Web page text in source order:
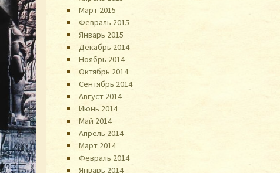
Март 2015
Февраль 2015
Январь 2015
Декабрь 2014
Ноябрь 2014
Октябрь 2014
Сентябрь 2014
Август 2014
Июнь 2014
Май 2014
Апрель 2014
Март 2014
Февраль 2014
Январь 2014